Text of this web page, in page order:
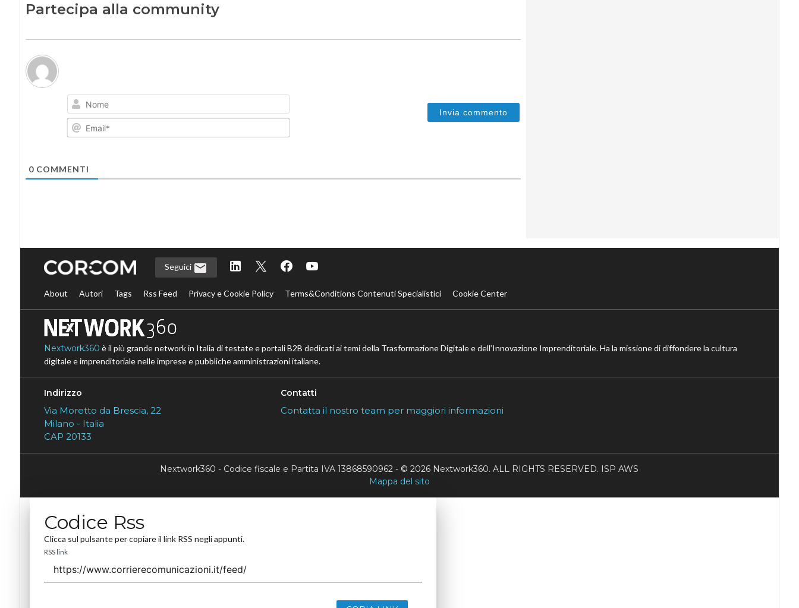
Partecipa alla community
Nome
Email*
0COMMENTI
Seguici
About Autori Tags Rss Feed Privacy e Cookie Policy Terms&Conditions Contenuti Specialistici Cookie Center
Nextwork360 è il più grande network in Italia di testate e portali B2B dedicati ai temi della Trasformazione Digitale e dell’Innovazione Imprenditoriale. Ha la missione di diffondere la cultura
digitale e imprenditoriale nelle imprese e pubbliche amministrazioni italiane.
Indirizzo
Via Moretto da Brescia, 22
Milano - Italia
CAP 20133
Contatti
Contatta il nostro team per maggiori informazioni
Nextwork360 - Codice fiscale e Partita IVA 13868590962 - © 2026 Nextwork360. ALL RIGHTS RESERVED. ISP AWS
Mappa del sito
Codice Rss
Clicca sul pulsante per copiare il link RSS negli appunti.
RSS link